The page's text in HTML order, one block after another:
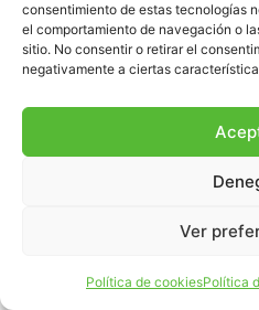
consentimiento de estas tecnologías
el comportamiento de navegación o
sitio. No consentir o retirar el
negativamente a ciertas
Ver
Política de cookiesPolítica
Política de Privacidad|
Cookies|
© 2025 Fundación